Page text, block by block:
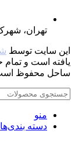
تهران، شهرک
این سایت توسط
یافته‌ است و
ساحل محفوظ
منو
دسته بندی‌ها